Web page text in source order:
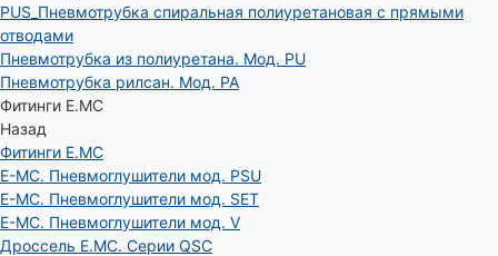
PUS_Пневмотрубка спиральная полиуретановая с прямыми
отводами
Пневмотрубка из полиуретана. Мод. РU
Пневмотрубка рилсан. Мод. PA
Фитинги E.MC
Назад
Фитинги E.MC
E-MC. Пневмоглушители мод. PSU
E-MC. Пневмоглушители мод. SET
E-MC. Пневмоглушители мод. V
Дроссель E.MC. Серии QSC